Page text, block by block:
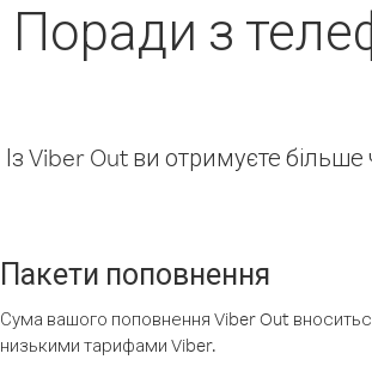
Поради з
Із Viber Out ви отримуєте
Пакети поповнення
Сума вашого поповнення Viber Out
низькими тарифами Viber.